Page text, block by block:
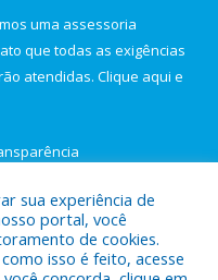
uma assessoria
que todas as exigências
atendidas. Clique aqui e
Municipal de Igarapé-
sua experiência de
portal, você
de cookies.
isso é feito, acesse